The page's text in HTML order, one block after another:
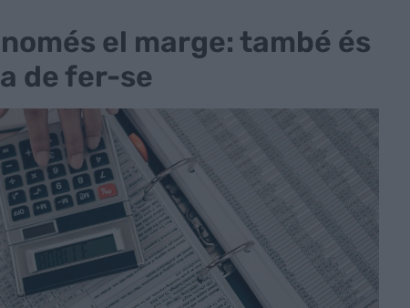
el marge: també és
de fer-se